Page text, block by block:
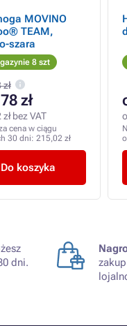
MOVINO
TEAM,
szara
8 szt
zł
bez VAT
cena w ciągu
30 dni: 215,02 zł
Do koszyka
dni.